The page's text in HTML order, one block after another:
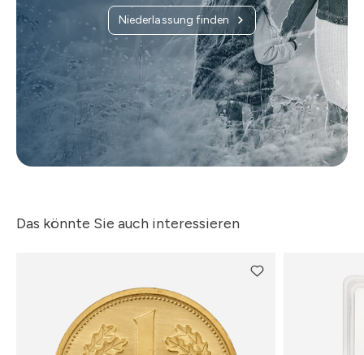
Niederlassung finden
Das könnte Sie auch interessieren